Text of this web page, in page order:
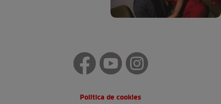
Politica de cookies